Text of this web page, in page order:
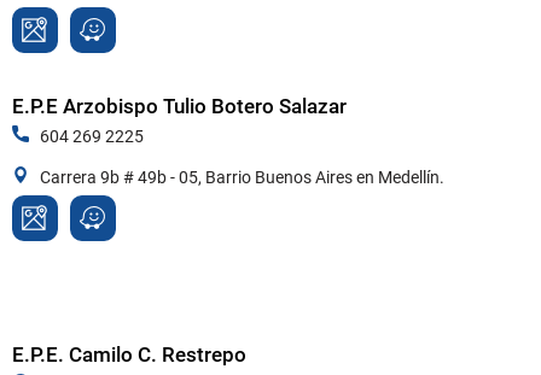
E.P.E Arzobispo Tulio Botero Salazar
604 269 2225
Carrera 9b # 49b - 05, Barrio Buenos Aires en Medellín.
E.P.E. Camilo C. Restrepo